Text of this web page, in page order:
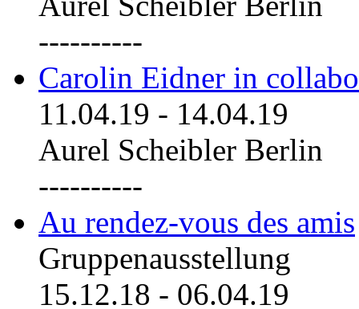
----------
Carolin Eidner in
11.04.19 - 14.04.19
Aurel Scheibler Berlin
----------
Au rendez-vous des amis
Gruppenausstellung
15.12.18 - 06.04.19